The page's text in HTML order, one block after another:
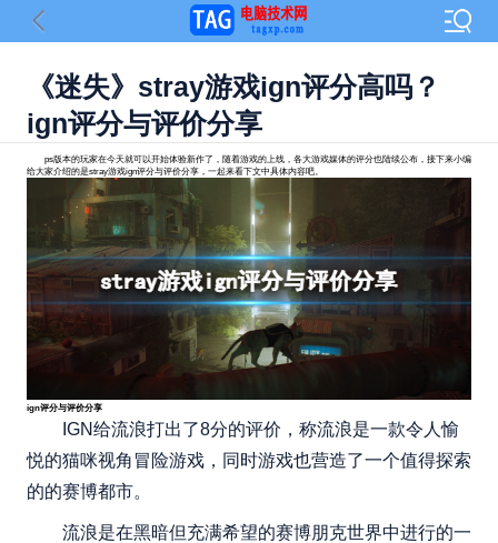
《迷失》stray游戏ign评分高吗？
ign评分与评价分享
ps版本的玩家在今天就可以开始体验新作了，随着游戏的上线，各大游戏媒体的评分也陆续公布，接下来小编
给大家介绍的是stray游戏ign评分与评价分享，一起来看下文中具体内容吧。
ign评分与评价分享
IGN给流浪打出了8分的评价，称流浪是一款令人愉
悦的猫咪视角冒险游戏，同时游戏也营造了一个值得探索
的的赛博都市。
流浪是在黑暗但充满希望的赛博朋克世界中进行的一